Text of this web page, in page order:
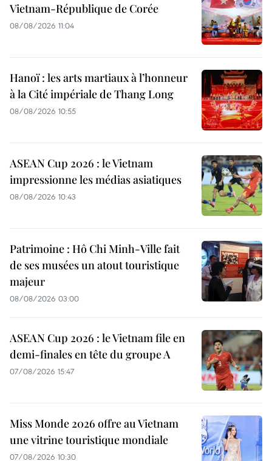
Vietnam-République de Corée
08/08/2026 11:04
Hanoï : les arts martiaux à l’honneur
à la Cité impériale de Thang Long
08/08/2026 10:55
ASEAN Cup 2026 : le Vietnam
impressionne les médias asiatiques
08/08/2026 10:43
Patrimoine : Hô Chi Minh-Ville fait
de ses musées un atout touristique
majeur
08/08/2026 03:00
ASEAN Cup 2026 : le Vietnam file en
demi-finales en tête du groupe A
07/08/2026 15:47
Miss Monde 2026 offre au Vietnam
une vitrine touristique mondiale
07/08/2026 10:30